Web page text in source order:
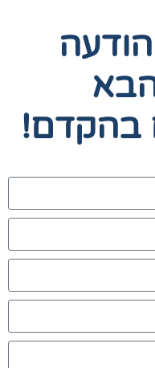
בהקדם!